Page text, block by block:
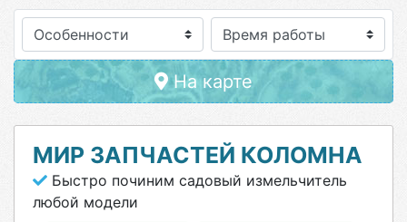
Особенности
На карте
МИР ЗАПЧАСТЕЙ КОЛОМНА
Быстро починим садовый измельчитель
любой модели